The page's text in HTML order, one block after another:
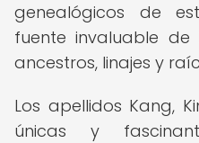
genealógicos de
fuente invaluable de
ancestros, linajes y
Los apellidos Kang,
únicas y